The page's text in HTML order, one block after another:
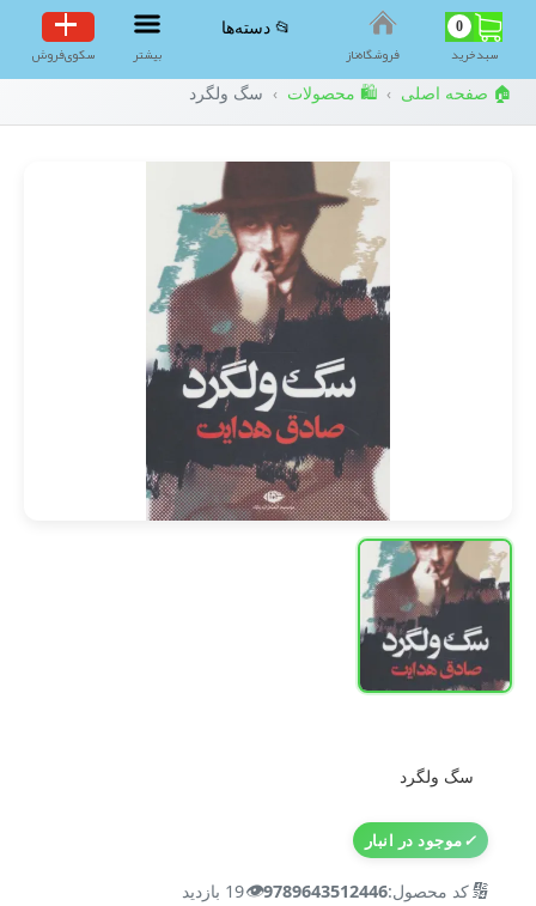
0
سبد‌خرید فروشگاه‌ناز
📂 دسته‌ها
بیشتر سکوی‌فروش
🏠 صفحه اصلی › 🛍️ محصولات › سگ ولگرد
سگ ولگرد
✓موجود در انبار
🔢کد محصول:9789643512446
👁️19 بازدید